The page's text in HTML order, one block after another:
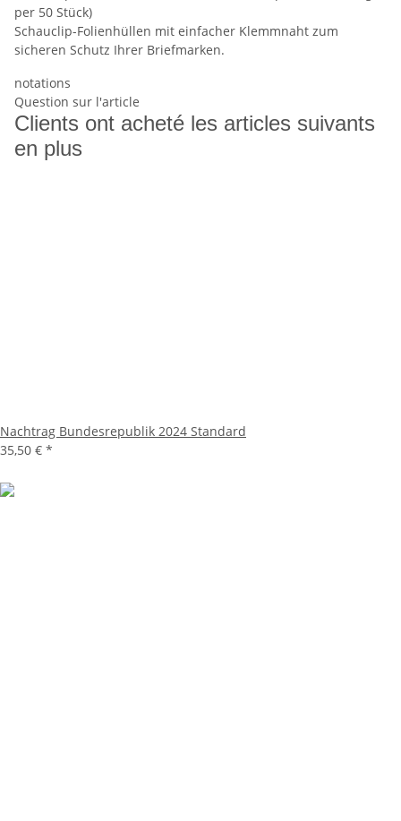
per 50 Stück)
Schauclip-Folienhüllen mit einfacher Klemmnaht zum
sicheren Schutz Ihrer Briefmarken.
notations
Question sur l'article
Clients ont acheté les articles suivants
en plus
Nachtrag Bundesrepublik 2024 Standard
35,50 € *